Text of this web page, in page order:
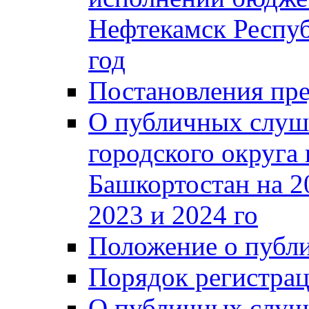
Нефтекамск
год
Постановления
О публичных
городского
Башкортостан на
2023 и 2024 го
Положение о
Порядок